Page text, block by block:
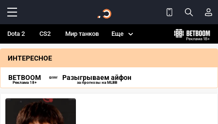
Dota 2 CS2 Мир танков Еще
ИНТЕРЕСНОЕ
BETBOOM
Реклама 18+
Разыгрываем айфон
за прогнозы на MLBB